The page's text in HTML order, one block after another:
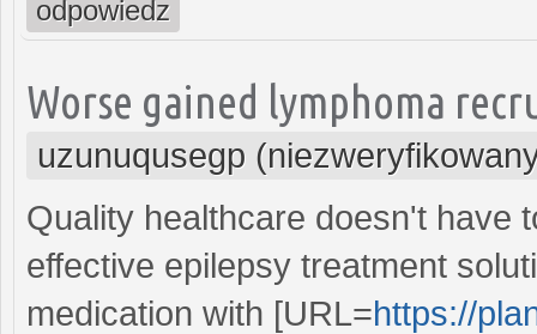
odpowiedz
Worse gained lymphoma
uzunuqusegp
Quality healthcare doesn't have
effective epilepsy treatment
medication with [URL=https://